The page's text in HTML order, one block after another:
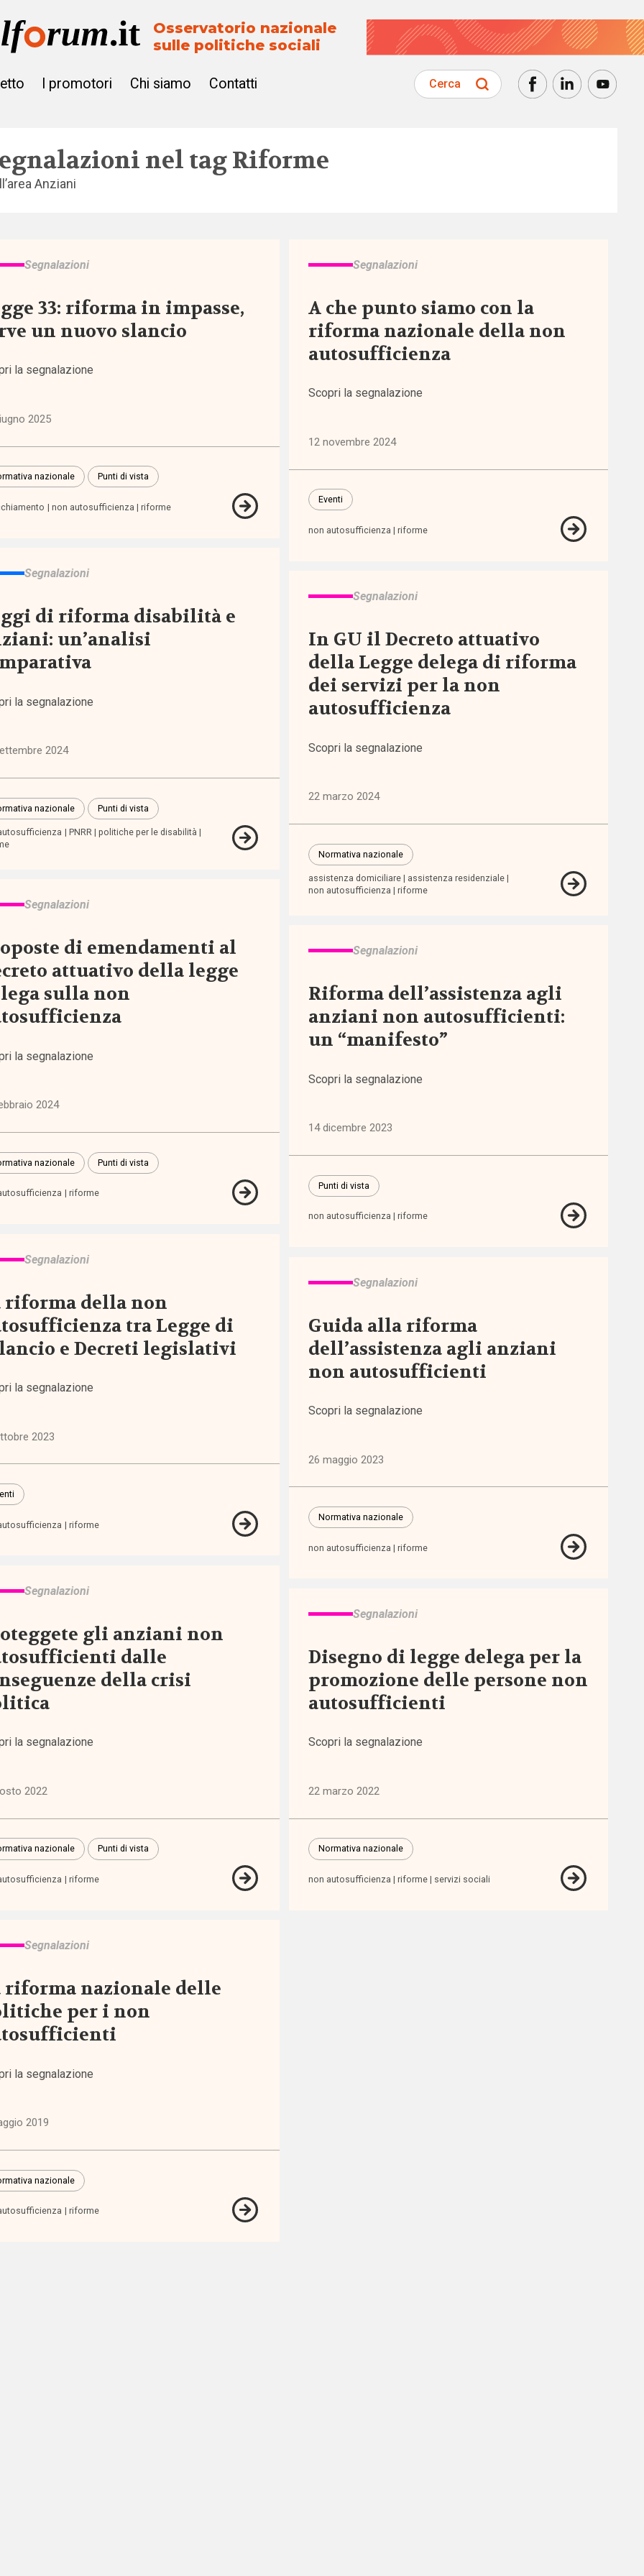
Osservatorio nazionale
sulle politiche sociali
I promotori Chi siamo Contatti Cerca
nel tagRiforme
Anziani
e
e
ai
Segnalazioni
33: riforma in impasse,
un nuovo slancio
la segnalazione
2025
nazionale Punti di vista
non autosufficienza riforme
Segnalazioni
A che punto siamo con la
riforma nazionale della non
autosufficienza
Scopri la segnalazione
12 novembre 2024
Eventi
non autosufficienza riforme
Segnalazioni
di riforma disabilità e
un’analisi
la segnalazione
2024
nazionale Punti di vista
PNRR
politiche per le disabilità
Segnalazioni
In GU il Decreto attuativo
della Legge delega di riforma
dei servizi per la non
autosufficienza
Scopri la segnalazione
22 marzo 2024
Normativa nazionale
assistenza domiciliare
assistenza residenziale
non autosufficienza
riforme
Segnalazioni
di emendamenti al
attuativo della legge
sulla non
la segnalazione
2024
nazionale Punti di vista
riforme
Segnalazioni
Riforma dell’assistenza agli
anziani non autosufficienti:
un “manifesto”
Scopri la segnalazione
14 dicembre 2023
Punti di vista
non autosufficienza riforme
Segnalazioni
riforma della non
tra Legge di
e Decreti legislativi
la segnalazione
2023
riforme
Segnalazioni
Guida alla riforma
dell’assistenza agli anziani
non autosufficienti
Scopri la segnalazione
26 maggio 2023
Normativa nazionale
non autosufficienza riforme
Segnalazioni
gli anziani non
dalle
della crisi
la segnalazione
2022
nazionale Punti di vista
riforme
Segnalazioni
Disegno di legge delega per la
promozione delle persone non
autosufficienti
Scopri la segnalazione
22 marzo 2022
Normativa nazionale
non autosufficienza riforme servizi sociali
Segnalazioni
riforma nazionale delle
per i non
la segnalazione
2019
nazionale
riforme